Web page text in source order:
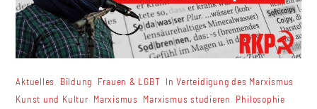
Aktuelles Bildung Frauen & LGBT In Verteidigung des Marxismus
Kunst und Kultur Marxismus Marxismus studieren Philosophie